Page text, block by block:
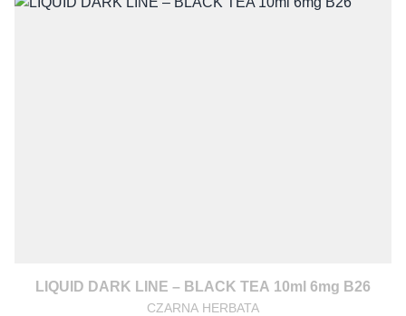
LIQUID DARK LINE – BLACK TEA 10ml 6mg B26
CZARNA HERBATA